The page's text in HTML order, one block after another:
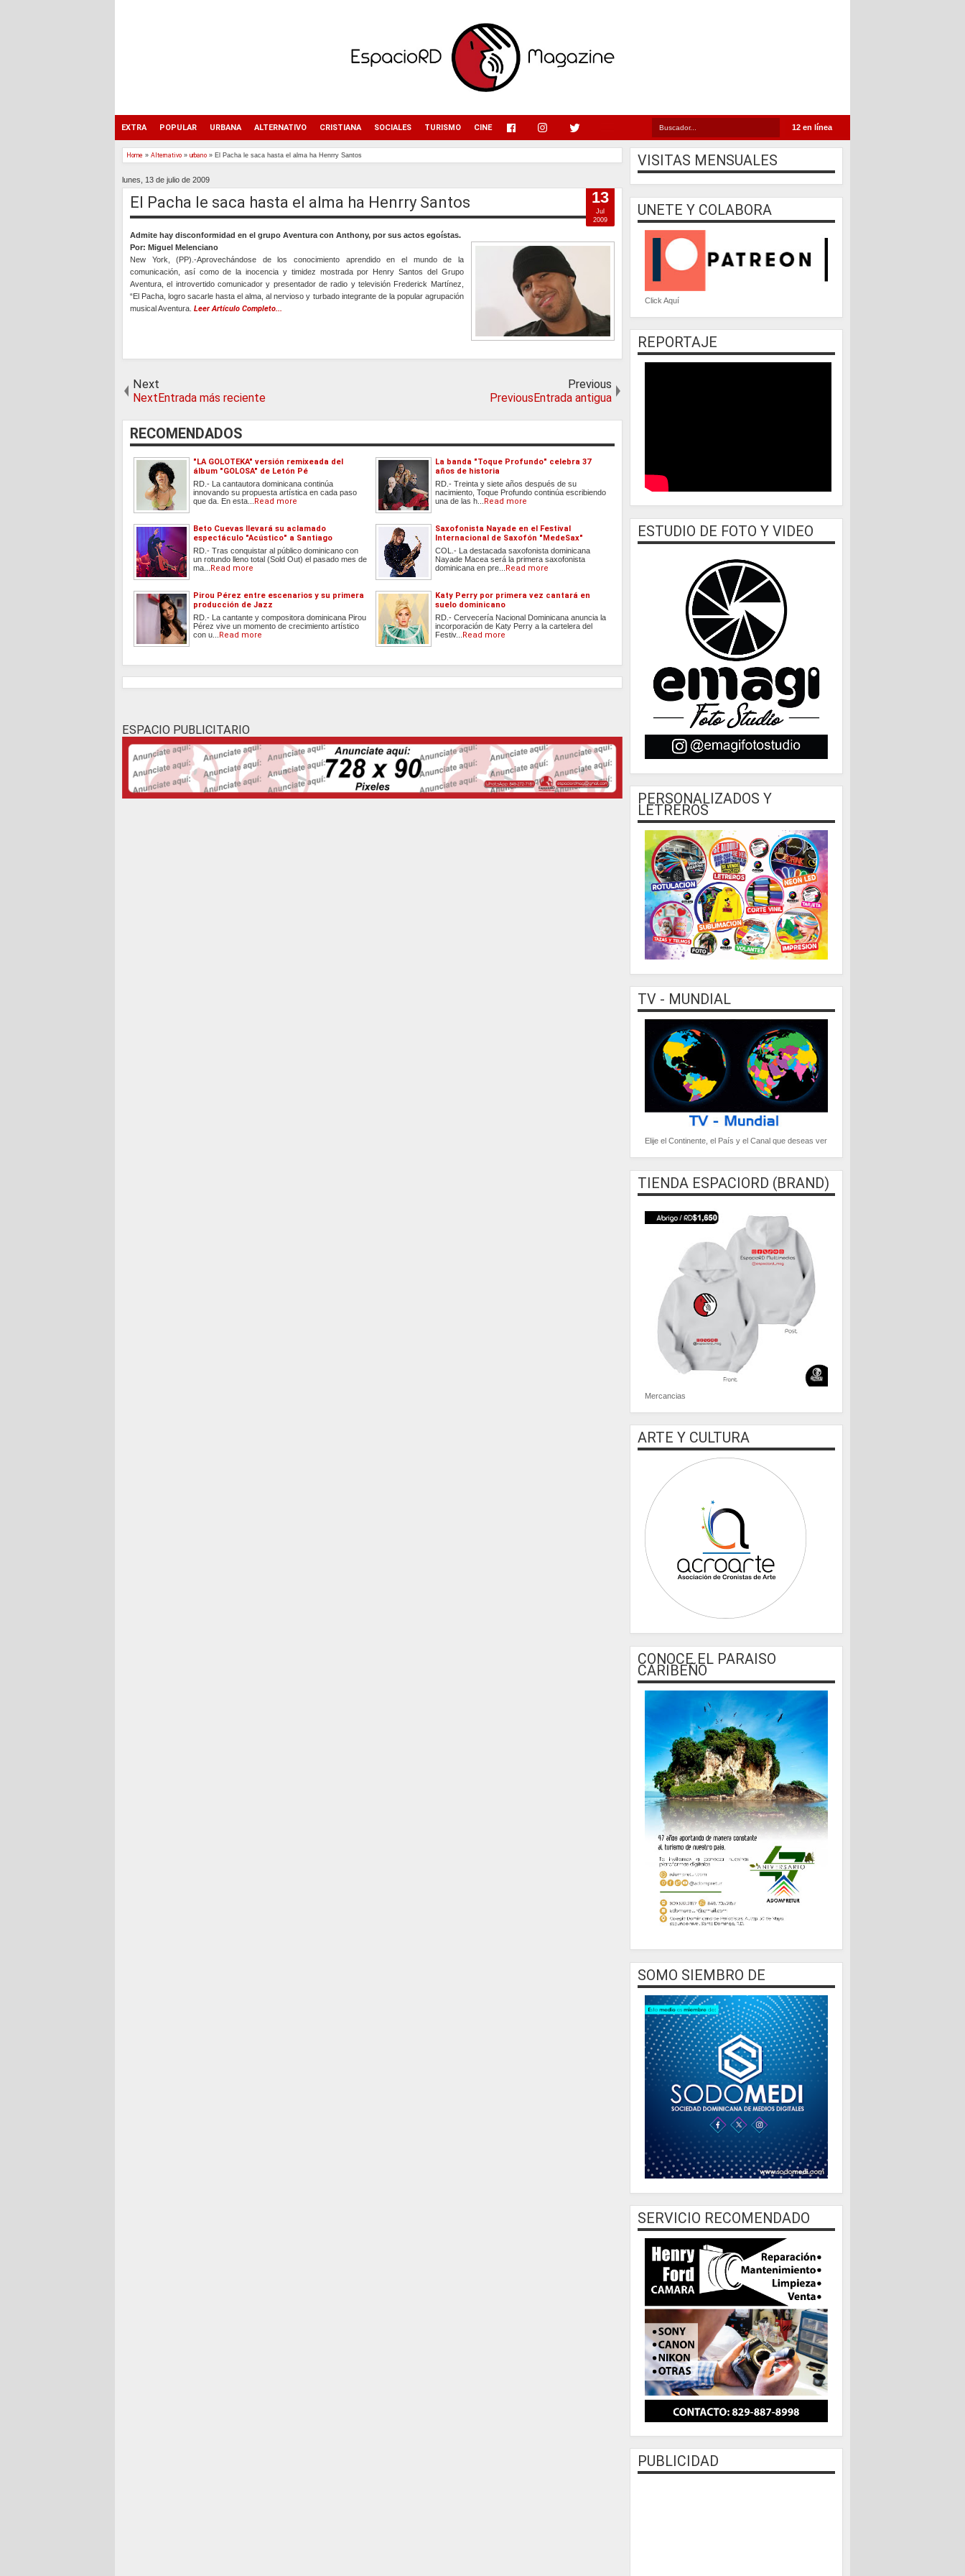
12 en línea
EXTRA POPULAR URBANA ALTERNATIVO CRISTIANA SOCIALES TURISMO CINE
Home » Alternativo » urbano » El Pacha le saca hasta el alma ha Henrry Santos
lunes, 13 de julio de 2009
El Pacha le saca hasta el alma ha Henrry Santos
Admite hay disconformidad en el grupo Aventura con Anthony, por sus actos egoístas.
Por: Miguel Melenciano
New York, (PP).-Aprovechándose de los conocimiento aprendido en el mundo de la
comunicación, así como de la inocencia y timidez mostrada por Henry Santos del Grupo
Aventura, el introvertido comunicador y presentador de radio y televisión Frederick Martínez,
“El Pacha, logro sacarle hasta el alma, al nervioso y turbado integrante de la popular agrupación
musical Aventura. Leer Artículo Completo...
13
Jul
2009
Next
NextEntrada más reciente
Previous
PreviousEntrada antigua
RECOMENDADOS
"LA GOLOTEKA" versión remixeada del
álbum "GOLOSA" de Letón Pé
RD.- La cantautora dominicana continúa
innovando su propuesta artística en cada paso
que da. En esta... Read more
La banda "Toque Profundo" celebra 37
años de historia
RD.- Treinta y siete años después de su
nacimiento, Toque Profundo continúa escribiendo
una de las h... Read more
Beto Cuevas llevará su aclamado
espectáculo "Acústico" a Santiago
RD.- Tras conquistar al público dominicano con
un rotundo lleno total (Sold Out) el pasado mes de
ma... Read more
Saxofonista Nayade en el Festival
Internacional de Saxofón "MedeSax"
COL.- La destacada saxofonista dominicana
Nayade Macea será la primera saxofonista
dominicana en pre... Read more
Pirou Pérez entre escenarios y su primera
producción de Jazz
RD.- La cantante y compositora dominicana Pirou
Pérez vive un momento de crecimiento artístico
con u... Read more
Katy Perry por primera vez cantará en
suelo dominicano
RD.- Cervecería Nacional Dominicana anuncia la
incorporación de Katy Perry a la cartelera del
Festiv... Read more
ESPACIO PUBLICITARIO
VISITAS MENSUALES
UNETE Y COLABORA
Click Aquí
REPORTAJE
ESTUDIO DE FOTO Y VIDEO
PERSONALIZADOS Y
LETREROS
TV - MUNDIAL
Elije el Continente, el País y el Canal que deseas ver
TIENDA ESPACIORD (BRAND)
Mercancias
ARTE Y CULTURA
CONOCE EL PARAISO
CARIBEÑO
SOMO SIEMBRO DE
SERVICIO RECOMENDADO
PUBLICIDAD